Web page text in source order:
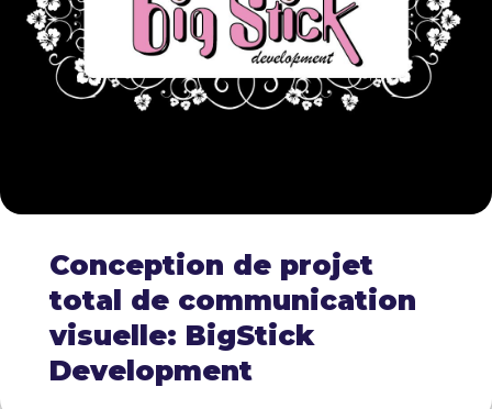
Conception de projet
total de communication
visuelle: BigStick
Development